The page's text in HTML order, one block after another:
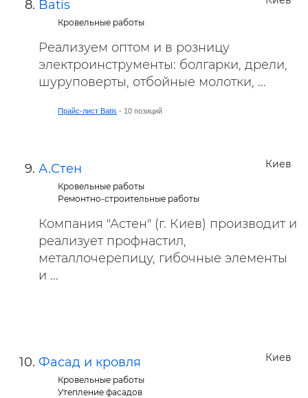
Batis
Кровельные работы
Реализуем оптом и в розницу
электроинструменты: болгарки, дрели,
шуруповерты, отбойные молотки, ...
Прайс-лист Batis - 10 позиций
Киев
А.Стен
Кровельные работы
Ремонтно-строительные работы
Компания "Астен" (г. Киев) производит и
реализует профнастил,
металлочерепицу, гибочные элементы
и ...
Киев
Фасад и кровля
Кровельные работы
Утепление фасадов